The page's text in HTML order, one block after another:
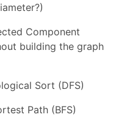
Component
building the graph
Sort (DFS)
Path (BFS)